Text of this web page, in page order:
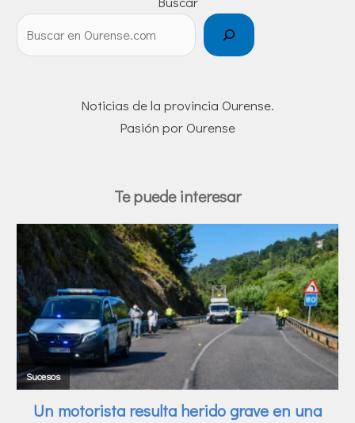
Noticias de la provincia Ourense.
Pasión por Ourense
Te puede interesar